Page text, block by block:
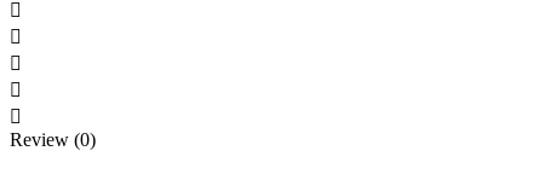





Review (0)